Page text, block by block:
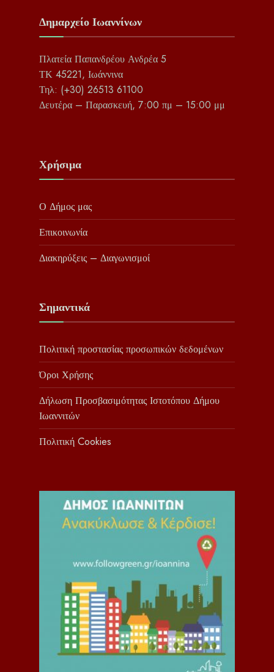
Δημαρχείο Ιωαννίνων
Πλατεία Παπανδρέου Ανδρέα 5
ΤΚ 45221, Ιωάννινα
Τηλ: (+30) 26513 61100
Δευτέρα – Παρασκευή, 7:00 πμ – 15:00 μμ
Χρήσιμα
Ο Δήμος μας
Επικοινωνία
Διακηρύξεις – Διαγωνισμοί
Σημαντικά
Πολιτική προστασίας προσωπικών δεδομένων
Όροι Χρήσης
Δήλωση Προσβασιμότητας Ιστοτόπου Δήμου
Ιωαννιτών
Πολιτική Cookies